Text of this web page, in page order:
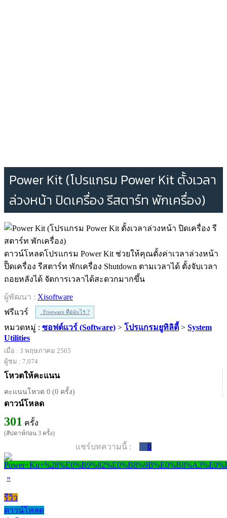
Power Kit (โปรแกรม Power Kit ตั้งเวลา
ล่วงหน้า ปิดเครื่อง รีสตาร์ท พักเครื่อง)
ดาวน์โหลดโปรแกรม Power Kit ช่วยให้คุณตั้งค่าเวลาล่วงหน้า
ปิิดเครื่อง รีสตาร์ท พักเครื่อง Shutdown ตามเวลาได้ ตั้งจับเวลา
ถอยหลังได้ จัดการเวลาได้สะดวกมากขึ้น
ผู้พัฒนา : Xisoftware
ฟรีแวร์
Freeware คืออะไร ?
หมวดหมู่ : ซอฟต์แวร์ (Software) > โปรแกรมยูทิลิตี้ > System
Utilities
เมื่อ : 3 พฤษภาคม 2565
ผู้ชม : 7,074
โหวตให้คะแนน
คะแนนโหวต 0 (0 ครั้ง)
ดาวน์โหลด
301 ครั้ง
(สัปดาห์ก่อน 3 ครั้ง)
แชร์บทความนี้ : 0
»
รีวิว
ดาวน์โหลด